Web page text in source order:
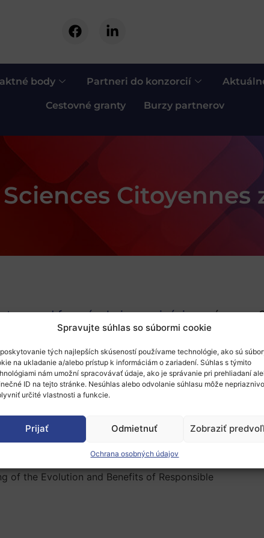
Spravujte súhlas so súbormi cookie
tých najlepších skúseností používame technológie, ako sú
na ukladanie a/alebo prístup k informáciám o zariadení. Súhlas s týmito
nám umožní spracovávať údaje, ako je správanie pri prehliadaní
ID na tejto stránke. Nesúhlas alebo odvolanie súhlasu môže nepriaznivo
určité vlastnosti a funkcie.
Prijať Odmietnuť Zobraziť
Ochrana osobných údajov
body Partneri do konzorcií
Cestovné granty Burzy partnerov
Citoyennes
od francúzskej organizácies názvom
má za cieľ podporovať a predĺžiť
sa dali využiť k spoločnému blahu.
ethics and research integrity
in research and innovation funding and
of territorial Responsible Research and
citizen science
of the precautionary principle in R&I
base
of the Evolution and Benefits of Responsible